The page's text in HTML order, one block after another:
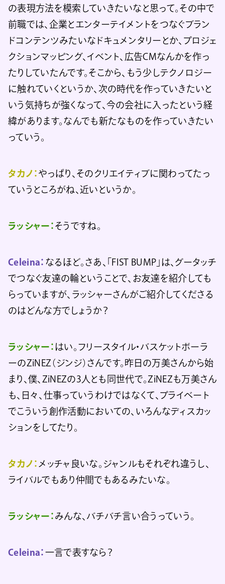
の表現方法を模索していきたいなと思って。その中で
前職では、企業とエンターテイメントをつなぐブラン
ドコンテンツみたいなドキュメンタリーとか、プロジェ
クションマッピング、イベント、広告CMなんかを作っ
たりしていたんです。そこから、もう少しテクノロジー
に触れていくというか、次の時代を作っていきたいと
いう気持ちが強くなって、今の会社に入ったという経
緯があります。なんでも新たなものを作っていきたい
っていう。
タカノ： やっぱり、そのクリエイティブに関わってたっ
ていうところがね、近いというか。
ラッシャー： そうですね。
Celeina： なるほど。さあ、「FIST BUMP」は、グータッチ
でつなぐ友達の輪ということで、お友達を紹介しても
らっていますが、ラッシャーさんがご紹介してくださる
のはどんな方でしょうか？
ラッシャー： はい。フリースタイル・バスケットボーラ
ーのZiNEZ（ジンジ）さんです。昨日の万美さんから始
まり、僕、ZiNEZの3人とも同世代で。ZiNEZも万美さん
も、日々、仕事っていうわけではなくて、プライベート
でこういう創作活動においての、いろんなディスカッ
ションをしてたり。
タカノ： メッチャ良いな。ジャンルもそれぞれ違うし、
ライバルでもあり仲間でもあるみたいな。
ラッシャー： みんな、バチバチ言い合うっていう。
Celeina： 一言で表すなら？